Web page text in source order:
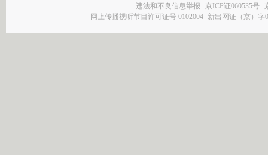
违法和不良信息举报
京ICP证060535号
网上传播视听节目许可证号 0102004 新出网证（京）